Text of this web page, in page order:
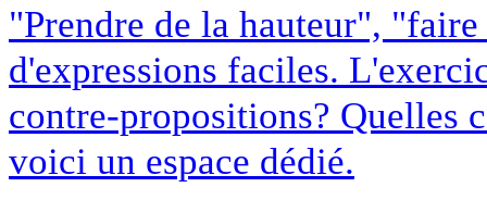
"Prendre de la hauteur",
d'expressions faciles.
contre-propositions? Quelles
voici un espace dédié.